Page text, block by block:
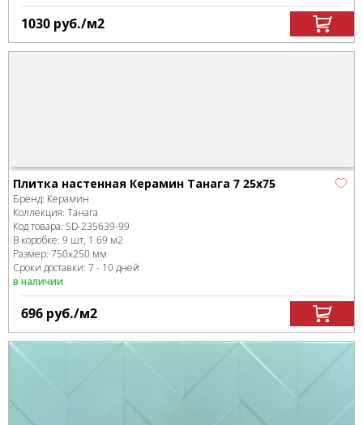
1030 руб./м2
Плитка настенная Керамин Танага 7 25х75
Бренд: Керамин
Коллекция: Танага
Код товара: SD-235639-99
В коробке: 9 шт, 1.69 м2
Размер: 750x250 мм
Сроки доставки: 7 - 10 дней
в наличии
696 руб./м2